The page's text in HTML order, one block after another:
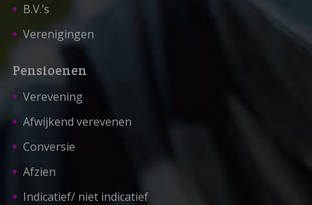
B.V.’s
Verenigingen
Pensioenen
Verevening
Afwijkend verevenen
Conversie
Afzien
Indicatief/ niet indicatief